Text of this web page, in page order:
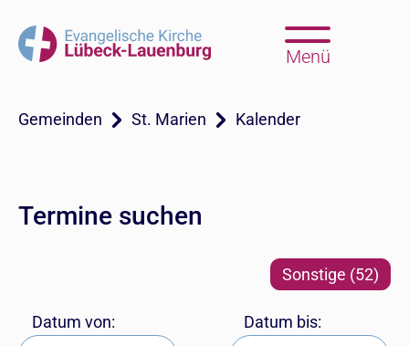
Menü
Gemeinden St. Marien Kalender
Termine suchen
Sonstige (52)
Datum von:
Datum bis: